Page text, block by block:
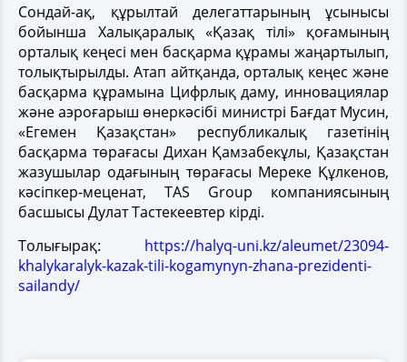
Сондай-ақ, құрылтай делегаттарының ұсынысы
бойынша Халықаралық «Қазақ тілі» қоғамының
орталық кеңесі мен басқарма құрамы жаңартылып,
толықтырылды. Атап айтқанда, орталық кеңес және
басқарма құрамына Цифрлық даму, инновациялар
және аэроғарыш өнеркәсібі министрі Бағдат Мусин,
«Егемен Қазақстан» республикалық газетінің
басқарма төрағасы Дихан Қамзабекұлы, Қазақстан
жазушылар одағының төрағасы Мереке Құлкенов,
кәсіпкер-меценат, TAS Group компаниясының
басшысы Дулат Тастекеевтер кірді.
Толығырақ: https://halyq-uni.kz/aleumet/23094-
khalykaralyk-kazak-tili-kogamynyn-zhana-prezidenti-
sailandy/